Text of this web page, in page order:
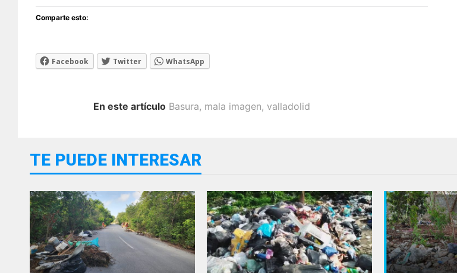
Comparte esto:
Facebook Twitter WhatsApp
En este artículo Basura, mala imagen, valladolid
TE PUEDE INTERESAR